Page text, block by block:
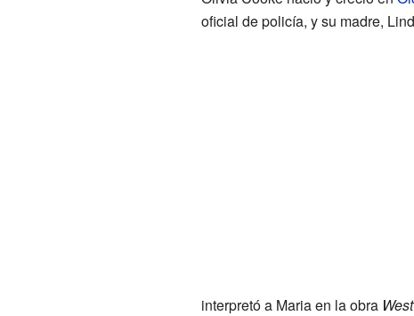
oficial de policía, y su madre,
interpretó a Maria en la obra